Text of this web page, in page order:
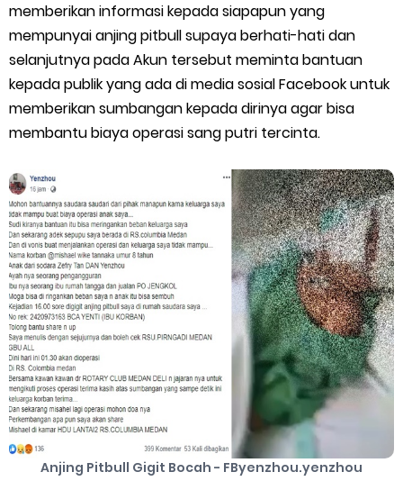
DNS Server Gojek Driver Terbaru 2026: Panduan Lengkap DNS
Server Gojek Terbaru dan IP Server GoPartner Gojek
Internet of Things (IoT): Pengertian, Cara Kerja, Manfaat,
Panduan Lengkap Nonton Konser ENHYPEN di Jakarta: Tips War
Tiket, Persiapan, dan Hal yang Perlu Diketahui
Perhitungan Skema Garansi Pendapatan Grabcar Terbaru
Friday, 7 August
memberikan informasi kepada siapapun yang
mempunyai anjing pitbull supaya berhati-hati dan
selanjutnya pada Akun tersebut meminta bantuan
kepada publik yang ada di media sosial Facebook untuk
memberikan sumbangan kepada dirinya agar bisa
membantu biaya operasi sang putri tercinta.
Anjing Pitbull Gigit Bocah - FByenzhou.yenzhou